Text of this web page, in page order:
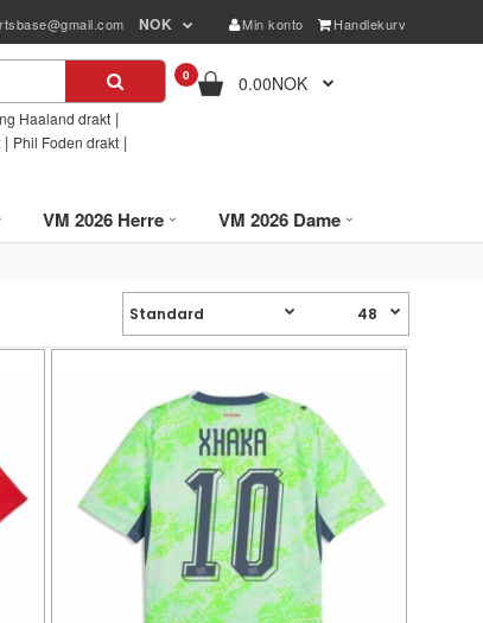
NOK Min konto Handlekurv
Haaland drakt |
| Phil Foden drakt |
0 0.00NOK
VM 2026 Herre VM 2026 Dame